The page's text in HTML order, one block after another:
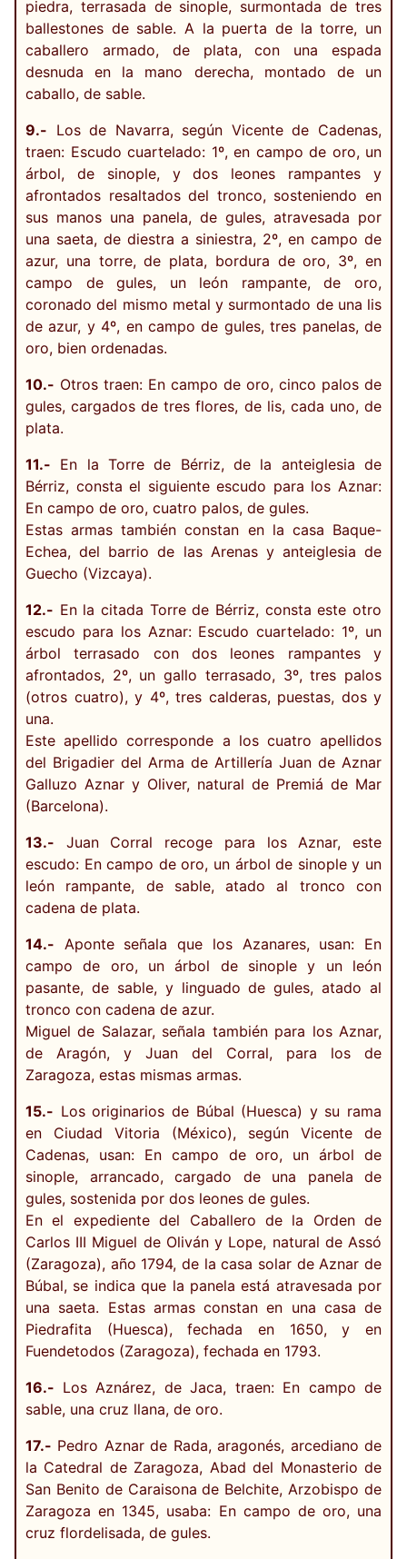
piedra, terrasada de sinople, surmontada de tres
ballestones de sable. A la puerta de la torre, un
caballero armado, de plata, con una espada
desnuda en la mano derecha, montado de un
caballo, de sable.
9.- Los de Navarra, según Vicente de Cadenas,
traen: Escudo cuartelado: 1º, en campo de oro, un
árbol, de sinople, y dos leones rampantes y
afrontados resaltados del tronco, sosteniendo en
sus manos una panela, de gules, atravesada por
una saeta, de diestra a siniestra, 2º, en campo de
azur, una torre, de plata, bordura de oro, 3º, en
campo de gules, un león rampante, de oro,
coronado del mismo metal y surmontado de una lis
de azur, y 4º, en campo de gules, tres panelas, de
oro, bien ordenadas.
10.- Otros traen: En campo de oro, cinco palos de
gules, cargados de tres flores, de lis, cada uno, de
plata.
11.- En la Torre de Bérriz, de la anteiglesia de
Bérriz, consta el siguiente escudo para los Aznar:
En campo de oro, cuatro palos, de gules.
Estas armas también constan en la casa Baque-
Echea, del barrio de las Arenas y anteiglesia de
Guecho (Vizcaya).
12.- En la citada Torre de Bérriz, consta este otro
escudo para los Aznar: Escudo cuartelado: 1º, un
árbol terrasado con dos leones rampantes y
afrontados, 2º, un gallo terrasado, 3º, tres palos
(otros cuatro), y 4º, tres calderas, puestas, dos y
una.
Este apellido corresponde a los cuatro apellidos
del Brigadier del Arma de Artillería Juan de Aznar
Galluzo Aznar y Oliver, natural de Premiá de Mar
(Barcelona).
13.- Juan Corral recoge para los Aznar, este
escudo: En campo de oro, un árbol de sinople y un
león rampante, de sable, atado al tronco con
cadena de plata.
14.- Aponte señala que los Azanares, usan: En
campo de oro, un árbol de sinople y un león
pasante, de sable, y linguado de gules, atado al
tronco con cadena de azur.
Miguel de Salazar, señala también para los Aznar,
de Aragón, y Juan del Corral, para los de
Zaragoza, estas mismas armas.
15.- Los originarios de Búbal (Huesca) y su rama
en Ciudad Vitoria (México), según Vicente de
Cadenas, usan: En campo de oro, un árbol de
sinople, arrancado, cargado de una panela de
gules, sostenida por dos leones de gules.
En el expediente del Caballero de la Orden de
Carlos III Miguel de Oliván y Lope, natural de Assó
(Zaragoza), año 1794, de la casa solar de Aznar de
Búbal, se indica que la panela está atravesada por
una saeta. Estas armas constan en una casa de
Piedrafita (Huesca), fechada en 1650, y en
Fuendetodos (Zaragoza), fechada en 1793.
16.- Los Aznárez, de Jaca, traen: En campo de
sable, una cruz llana, de oro.
17.- Pedro Aznar de Rada, aragonés, arcediano de
la Catedral de Zaragoza, Abad del Monasterio de
San Benito de Caraisona de Belchite, Arzobispo de
Zaragoza en 1345, usaba: En campo de oro, una
cruz flordelisada, de gules.